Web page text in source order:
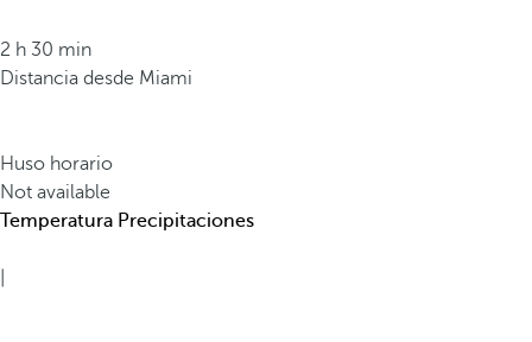
2 h 30 min
Distancia desde Miami
Huso horario
Not available
Temperatura Precipitaciones
m